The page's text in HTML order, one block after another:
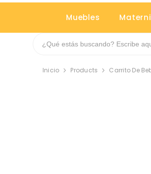
Muebles
Inicio Products Carrito De